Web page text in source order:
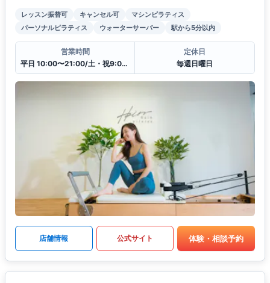
レッスン振替可 キャンセル可
マシンピラティス
パーソナルピラティス
ウォーターサーバー 駅から5分以内
営業時間
平日 10:00〜21:00/土・祝9:00〜20:00
定休日
毎週日曜日
店舗情報 公式サイト 体験・相談予約